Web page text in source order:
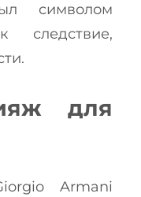
символом
следствие,
для
Armani